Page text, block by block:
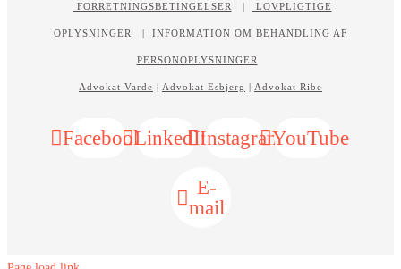
FORRETNINGSBETINGELSER | LOVPLIGTIGE
OPLYSNINGER | INFORMATION OM BEHANDLING AF
PERSONOPLYSNINGER
Advokat Varde | Advokat Esbjerg | Advokat Ribe
FacebookLinkedInInstagramYouTube
E-
mail